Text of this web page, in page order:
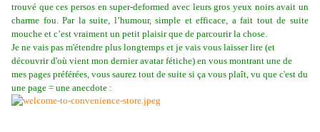
trouvé que ces persos en super-deformed avec leurs gros yeux noirs avait un
charme fou. Par la suite, l’humour, simple et efficace, a fait tout de suite
mouche et c’est vraiment un petit plaisir que de parcourir la chose.
Je ne vais pas m'étendre plus longtemps et je vais vous laisser lire (et
découvrir d'où vient mon dernier avatar fétiche) en vous montrant une de
mes pages préférées, vous saurez tout de suite si ça vous plaît, vu que c'est du
une page = une anecdote :